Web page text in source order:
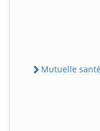
Mutuelle